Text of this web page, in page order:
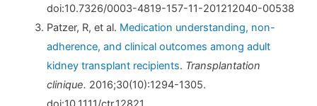
doi:10.7326/0003-4819-157-11-201212040-00538
Patzer, R, et al. Medication understanding, non-
adherence, and clinical outcomes among adult
kidney transplant recipients. Transplantation
clinique. 2016;30(10):1294-1305.